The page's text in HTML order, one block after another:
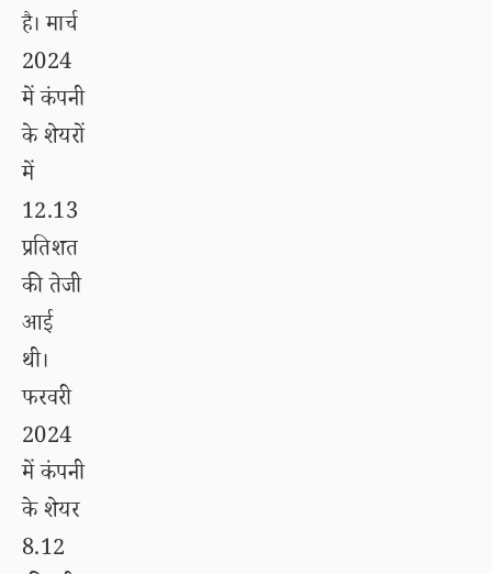
है। मार्च
2024
में कंपनी
के शेयरों
में
12.13
प्रतिशत
की तेजी
आई
थी।
फरवरी
2024
में कंपनी
के शेयर
8.12